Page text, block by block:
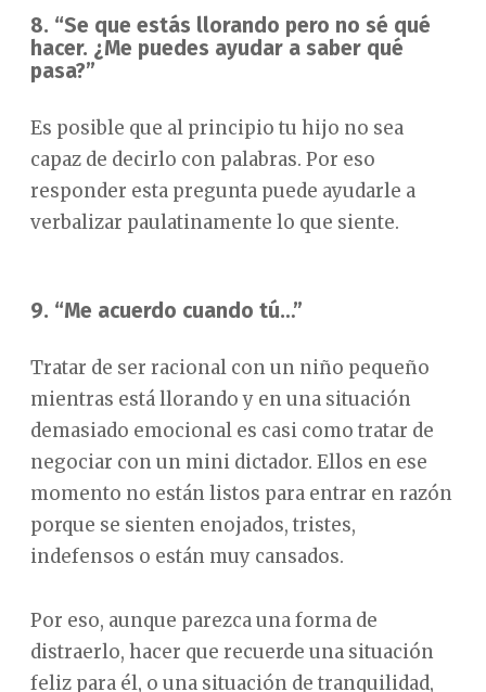
8. “Se que estás llorando pero no sé qué
hacer. ¿Me puedes ayudar a saber qué
pasa?”
Es posible que al principio tu hijo no sea
capaz de decirlo con palabras. Por eso
responder esta pregunta puede ayudarle a
verbalizar paulatinamente lo que siente.
9. “Me acuerdo cuando tú…”
Tratar de ser racional con un niño pequeño
mientras está llorando y en una situación
demasiado emocional es casi como tratar de
negociar con un mini dictador. Ellos en ese
momento no están listos para entrar en razón
porque se sienten enojados, tristes,
indefensos o están muy cansados.
Por eso, aunque parezca una forma de
distraerlo, hacer que recuerde una situación
feliz para él, o una situación de tranquilidad,